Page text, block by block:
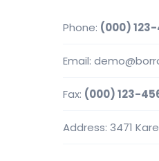
Phone: (000)
Email:
Fax: (000) 123-
Address: 3471